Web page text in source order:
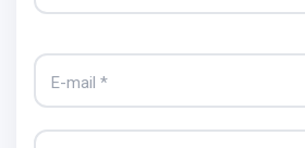
E-mail *